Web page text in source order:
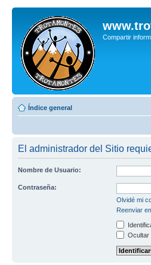
Compartir
Índice general
El administrador del Sitio
Nombre de Usuario:
Contraseña:
Olvidé mi
Reenviar
Ocultar